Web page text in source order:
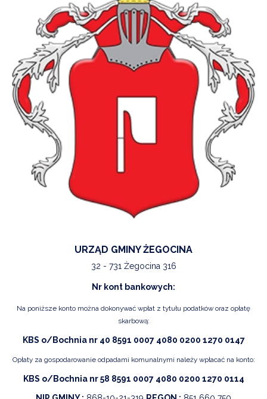
URZĄD GMINY ŻEGOCINA
32 - 731 Żegocina 316
Nr kont bankowych:
Na poniższe konto można dokonywać wpłat z tytułu podatków oraz opłatę
skarbową:
KBS o/Bochnia nr 40 8591 0007 4080 0200 1270 0147
Opłaty za gospodarowanie odpadami komunalnymi należy wpłacać na konto:
KBS o/Bochnia nr 58 8591 0007 4080 0200 1270 0114